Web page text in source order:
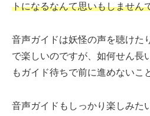
トになるなんて思いもしません
音声ガイドは妖怪の声を聴けた
で楽しいのですが、如何せん長
もガイド待ちで前に進めないこ
音声ガイドもしっかり楽しみた